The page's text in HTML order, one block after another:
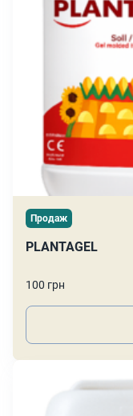
Продаж
PLANTAGEL
100 грн